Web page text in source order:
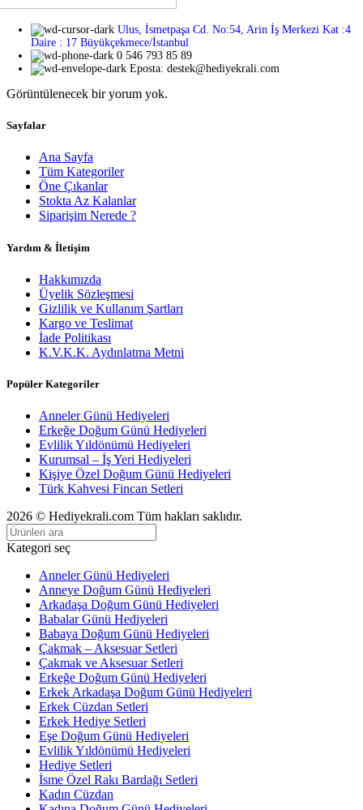
Ulus, İsmetpaşa Cd. No:54, Arin İş Merkezi Kat :4
Daire : 17 Büyükçekmece/İstanbul
0 546 793 85 89
Eposta: destek@hediyekrali.com
Görüntülenecek bir yorum yok.
Sayfalar
Ana Sayfa
Tüm Kategoriler
Öne Çıkanlar
Stokta Az Kalanlar
Siparişim Nerede ?
Yardım & İletişim
Hakkımızda
Üyelik Sözleşmesi
Gizlilik ve Kullanım Şartları
Kargo ve Teslimat
İade Politikası
K.V.K.K. Aydınlatma Metni
Popüler Kategoriler
Anneler Günü Hediyeleri
Erkeğe Doğum Günü Hediyeleri
Evlilik Yıldönümü Hediyeleri
Kurumsal – İş Yeri Hediyeleri
Kişiye Özel Doğum Günü Hediyeleri
Türk Kahvesi Fincan Setleri
2026 © Hediyekrali.com Tüm hakları saklıdır.
Kategori seç
Anneler Günü Hediyeleri
Anneye Doğum Günü Hediyeleri
Arkadaşa Doğum Günü Hediyeleri
Babalar Günü Hediyeleri
Babaya Doğum Günü Hediyeleri
Çakmak – Aksesuar Setleri
Çakmak ve Aksesuar Setleri
Erkeğe Doğum Günü Hediyeleri
Erkek Arkadaşa Doğum Günü Hediyeleri
Erkek Cüzdan Setleri
Erkek Hediye Setleri
Eşe Doğum Günü Hediyeleri
Evlilik Yıldönümü Hediyeleri
Hediye Setleri
İsme Özel Rakı Bardağı Setleri
Kadın Cüzdan